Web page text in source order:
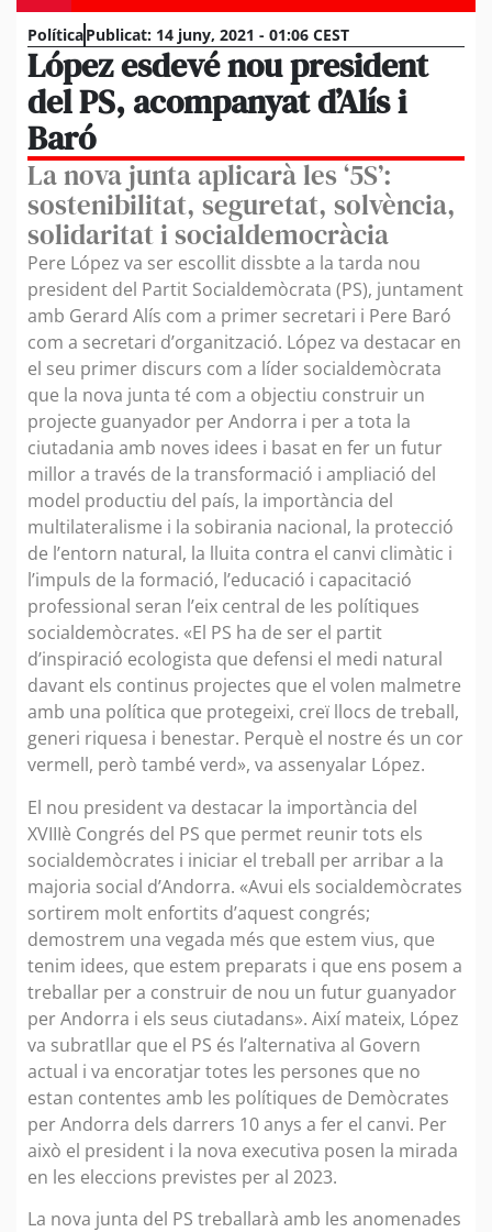
PolíticaPublicat: 14 juny, 2021 - 01:06 CEST
López esdevé nou president
del PS, acompanyat d’Alís i
Baró
La nova junta aplicarà les ‘5S’:
sostenibilitat, seguretat, solvència,
solidaritat i socialdemocràcia
Pere López va ser escollit dissbte a la tarda nou
president del Partit Socialdemòcrata (PS), juntament
amb Gerard Alís com a primer secretari i Pere Baró
com a secretari d’organització. López va destacar en
el seu primer discurs com a líder socialdemòcrata
que la nova junta té com a objectiu construir un
projecte guanyador per Andorra i per a tota la
ciutadania amb noves idees i basat en fer un futur
millor a través de la transformació i ampliació del
model productiu del país, la importància del
multilateralisme i la sobirania nacional, la protecció
de l’entorn natural, la lluita contra el canvi climàtic i
l’impuls de la formació, l’educació i capacitació
professional seran l’eix central de les polítiques
socialdemòcrates. «El PS ha de ser el partit
d’inspiració ecologista que defensi el medi natural
davant els continus projectes que el volen malmetre
amb una política que protegeixi, creï llocs de treball,
generi riquesa i benestar. Perquè el nostre és un cor
vermell, però també verd», va assenyalar López.
El nou president va destacar la importància del
XVIIIè Congrés del PS que permet reunir tots els
socialdemòcrates i iniciar el treball per arribar a la
majoria social d’Andorra. «Avui els socialdemòcrates
sortirem molt enfortits d’aquest congrés;
demostrem una vegada més que estem vius, que
tenim idees, que estem preparats i que ens posem a
treballar per a construir de nou un futur guanyador
per Andorra i els seus ciutadans». Així mateix, López
va subratllar que el PS és l’alternativa al Govern
actual i va encoratjar totes les persones que no
estan contentes amb les polítiques de Demòcrates
per Andorra dels darrers 10 anys a fer el canvi. Per
això el president i la nova executiva posen la mirada
en les eleccions previstes per al 2023.
La nova junta del PS treballarà amb les anomenades